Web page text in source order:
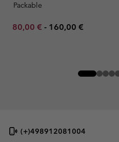
Packable
Minimum sale price:
80,00 € - Maximum price:
160,00 €
(+)498912081004